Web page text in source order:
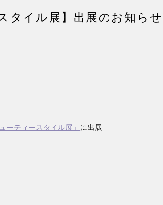
タイル展】出展のお知らせ
ーティースタイル展」 に出展